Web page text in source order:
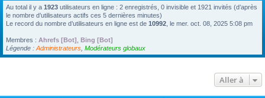
Au total il y a 1923 utilisateurs en ligne : 2 enregistrés, 0 invisible et 1921 invités (d’après
le nombre d’utilisateurs actifs ces 5 dernières minutes)
Le record du nombre d’utilisateurs en ligne est de 10992 , le mer. oct. 08, 2025 5:08 pm
Membres : Ahrefs [Bot] Bing [Bot]
Légende : Administrateurs Modérateurs globaux
Aller à